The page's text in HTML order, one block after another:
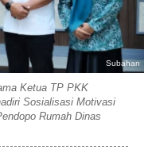
Subahan
Ketua TP PKK
Sosialisasi Motivasi
Rumah Dinas